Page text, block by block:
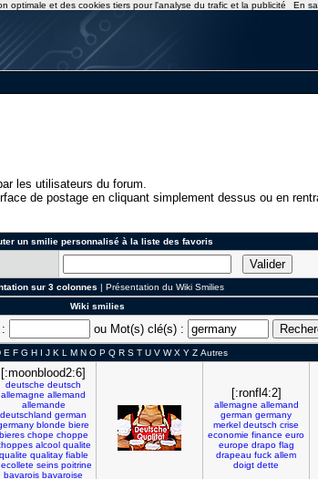
les utilisateurs du forum.
de postage en cliquant simplement dessus ou en
un smilie personnalisé à la liste des favoris
sur 3 colonnes | Présentation du Wiki Smilies
Wiki smilies
ou Mot(s) clé(s) :
E F G H I J K L M N O P Q R S T U V W X Y Z Autres
[:moonblood2:6]
deutsche deutsch
allemagne allemand
allemande
deutschland german
blonde biere
bieres chope choppe
alcool qualite
qualite qualitay fiable
seins poitrine
bavarois bavaroise
[:ronfl4:2]
allemagne allemand
german germany
merkel deutsch crise
economie finance euro
europe drapo flag
drapeau fuck allem
doigt dette
optimale et des cookies tiers pour l'analyse du trafic et la publicité En